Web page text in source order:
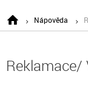
Nápověda
Reklamace/